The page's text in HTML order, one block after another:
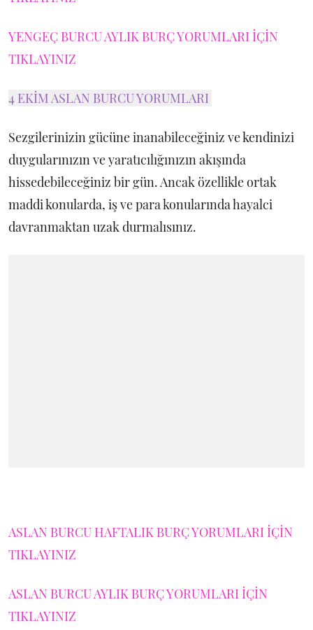
YENGEÇ BURCU AYLIK BURÇ YORUMLARI İÇİN
TIKLAYINIZ
4 EKİM ASLAN BURCU YORUMLARI
Sezgilerinizin gücüne inanabileceğiniz ve kendinizi
duygularınızın ve yaratıcılığınızın akışında
hissedebileceğiniz bir gün. Ancak özellikle ortak
maddi konularda, iş ve para konularında hayalci
davranmaktan uzak durmalısınız.
ASLAN BURCU HAFTALIK BURÇ YORUMLARI İÇİN
TIKLAYINIZ
ASLAN BURCU AYLIK BURÇ YORUMLARI İÇİN
TIKLAYINIZ